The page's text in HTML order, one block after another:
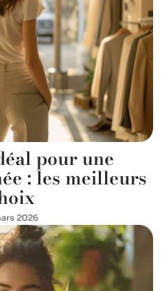
pour une
: les meilleurs
2026